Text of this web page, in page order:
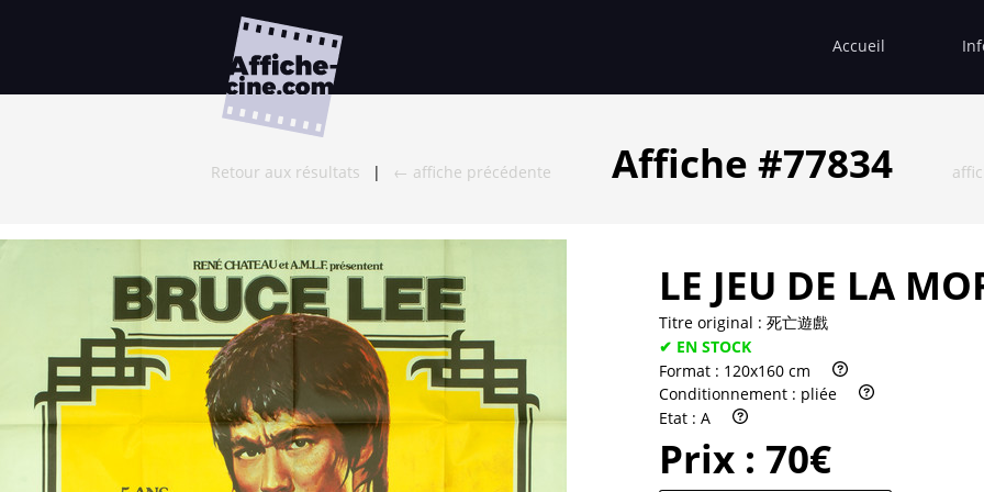
Accueil
Retour aux résultats | ← affiche précédente Affiche #77834
LE JEU DE LA
Titre original : 死亡遊戲
✔ EN STOCK
Format : 120x160 cm
Conditionnement : pliée
Etat : A
Prix : 70€